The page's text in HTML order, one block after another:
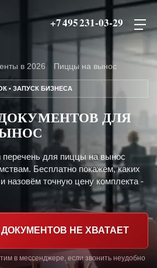
+7 495 231-03-29
в 2026 Пиццы на вынос
• ЗАПУСК БИЗНЕСА
ДЛЯ
для пиццы на вынос
Бесплатно покажем, каких
назовём точную цену комплекта -
НЕ ХВАТАЕТ
в мессенджере, если звонить неудобно